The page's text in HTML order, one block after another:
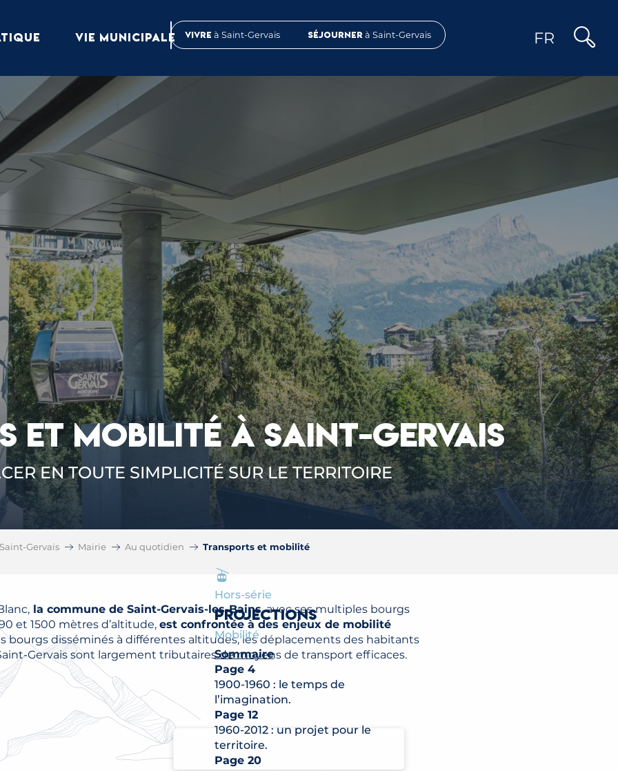
FR
Vivre à Saint-Gervais Séjourner à Saint-Gervais
VIE MUNICIPALE
ET MOBILITÉ À SAINT-GERVAIS
EN TOUTE SIMPLICITÉ SUR LE TERRITOIRE
Saint-Gervais Mairie Au quotidien Transports et mobilité
la commune de Saint-Gervais-les-Bains, avec ses multiples bourgs
et 1500 mètres d’altitude, est confrontée à des enjeux de mobilité
bourgs disséminés à différentes altitudes, les déplacements des habitants
Gervais sont largement tributaires de moyens de transport efficaces.
Hors-série
PROJECTIONS
Mobilité
Sommaire
Page 4
1900-1960 : le temps de
l’imagination.
Page 12
1960-2012 : un projet pour le
territoire.
Page 20